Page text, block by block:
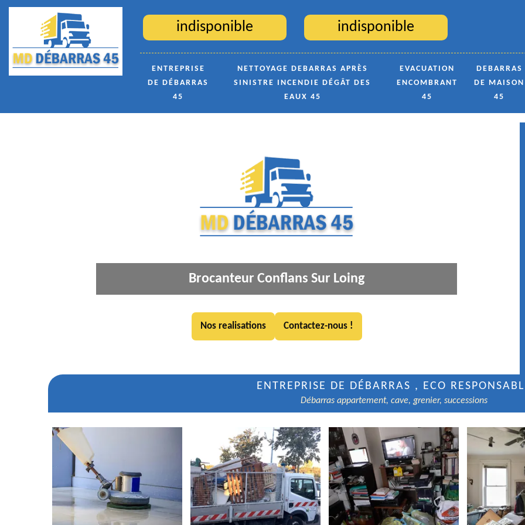
indisponible indisponible
ENTREPRISE
DE DÉBARRAS
45
NETTOYAGE DEBARRAS APRÈS
SINISTRE INCENDIE DÉGÂT DES
EAUX 45
EVACUATION
ENCOMBRANT
45
DEBARRAS
DE MAISON
45
Brocanteur Conflans Sur Loing
Nos realisations Contactez-nous !
ENTREPRISE DE DÉBARRAS , ECO
Débarras appartement, cave, grenier, successions